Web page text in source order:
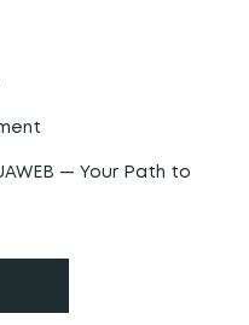
— Your Path to